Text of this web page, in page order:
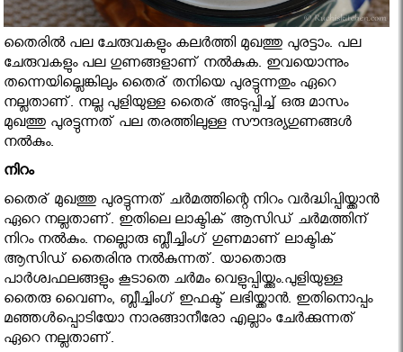
തൈരില്‍ പല ചേരുവകളും കലര്‍ത്തി മുഖത്തു പുരട്ടാം. പല
ചേരുവകളും പല ഗുണങ്ങളാണ് നല്‍കുക. ഇവയൊന്നും
തന്നെയില്ലെങ്കിലും തൈര് തനിയെ പുരട്ടുന്നതും ഏറെ
നല്ലതാണ്. നല്ല പുളിയുള്ള തൈര് അടുപ്പിച്ച് ഒരു മാസം
മുഖത്തു പുരട്ടുന്നത് പല തരത്തിലുള്ള സൗന്ദര്യഗുണങ്ങള്‍
നല്‍കും.
നിറം
തൈര് മുഖത്തു പുരട്ടുന്നത് ചര്‍മത്തിന്റെ നിറം വര്‍ദ്ധിപ്പിയ്ക്കാന്‍
ഏറെ നല്ലതാണ്. ഇതിലെ ലാക്ടിക് ആസിഡ് ചര്‍മത്തിന്
നിറം നല്‍കും. നല്ലൊരു ബ്ലീച്ചിംഗ് ഗുണമാണ് ലാക്ടിക്
ആസിഡ് തൈരിനു നല്‍കുന്നത്. യാതൊരു
പാര്‍ശ്വഫലങ്ങളും കൂടാതെ ചര്‍മം വെളുപ്പിയ്ക്കും.പുളിയുള്ള
തൈരു വൈണം, ബ്ലീച്ചിംഗ് ഇഫക്ട് ലഭിയ്ക്കാന്‍. ഇതിനൊപ്പം
മഞ്ഞള്‍പ്പൊടിയോ നാരങ്ങാനീരോ എല്ലാം ചേര്‍ക്കുന്നത്
ഏറെ നല്ലതാണ്.